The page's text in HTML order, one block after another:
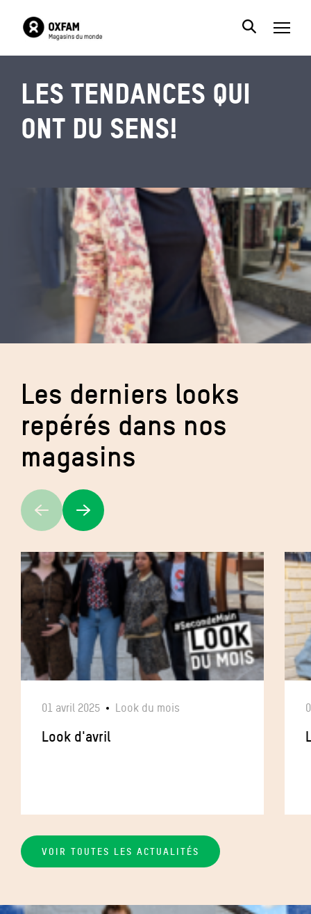
Les tendances qui
ont du sens!
Les derniers looks
repérés dans nos
magasins
01 avril 2025 Look du mois
Look d'avril
VOIR TOUTES LES ACTUALITÉS